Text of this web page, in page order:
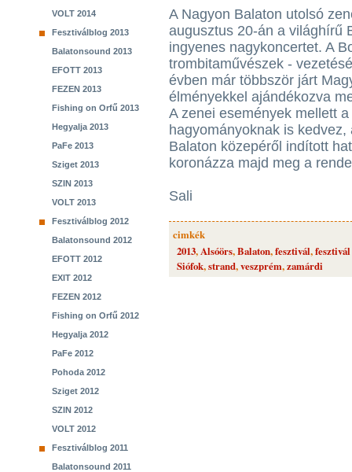
VOLT 2014
Fesztiválblog 2013
Balatonsound 2013
EFOTT 2013
FEZEN 2013
Fishing on Orfű 2013
Hegyalja 2013
PaFe 2013
Sziget 2013
SZIN 2013
VOLT 2013
Fesztiválblog 2012
Balatonsound 2012
EFOTT 2012
EXIT 2012
FEZEN 2012
Fishing on Orfű 2012
Hegyalja 2012
PaFe 2012
Pohoda 2012
Sziget 2012
SZIN 2012
VOLT 2012
Fesztiválblog 2011
Balatonsound 2011
A Nagyon Balaton utolsó
augusztus 20-án a világhírű
ingyenes nagykoncertet. A
trombitaművészek -
évben már többször járt
élményekkel ajándékozva
A zenei események mellett
hagyományoknak is
Balaton közepéről indított
koronázza majd meg a
Sali
cimkék
2013,Alsóörs,Balaton,fesztivál,fesztivál
Siófok,strand,veszprém,zamárdi